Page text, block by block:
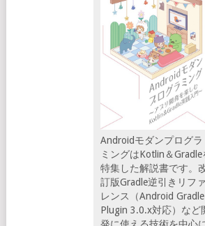
Androidモダンプログラ
ミングはKotlin＆Gradle
特集した解説書です。
訂版Gradle逆引きリファ
レンス（Android Gradle
Plugin 3.0.x対応）など